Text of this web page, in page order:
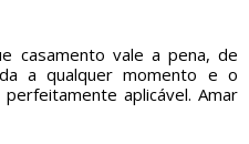
casamento vale a pena, de
a qualquer momento e o
aplicável. Amar